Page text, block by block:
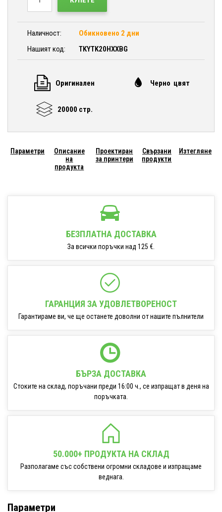
Наличност:
Обикновено 2 дни
Нашият код:
TKYTK20HXXBG
Оригинален Черно цвят
20000 стр.
Параметри
Описание
на
продукта
Проектиран
за принтери
Свързани
продукти
Изтегляне
БЕЗПЛАТНА ДОСТАВКА
За всички поръчки над 125 €.
ГАРАНЦИЯ ЗА УДОВЛЕТВОРЕНОСТ
Гарантираме ви, че ще останете доволни от нашите пълнители
БЪРЗА ДОСТАВКА
Стоките на склад, поръчани преди 16:00 ч., се изпращат в деня на
поръчката.
50.000+ ПРОДУКТА НА СКЛАД
Разполагаме със собствени огромни складове и изпращаме
веднага.
Параметри